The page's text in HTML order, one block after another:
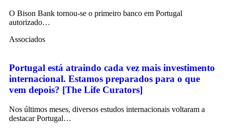
O Bison Bank tornou-se o primeiro banco em Portugal
autorizado…
Associados
Portugal está atraindo cada vez mais investimento
internacional. Estamos preparados para o que
vem depois? [The Life Curators]
Nos últimos meses, diversos estudos internacionais voltaram a
destacar Portugal…